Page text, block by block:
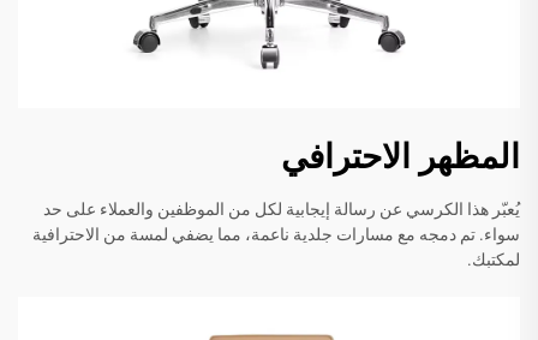
المظهر الاحترافي
يُعبّر هذا الكرسي عن رسالة إيجابية لكل من الموظفين والعملاء على حد
سواء. تم دمجه مع مسارات جلدية ناعمة، مما يضفي لمسة من الاحترافية
لمكتبك.